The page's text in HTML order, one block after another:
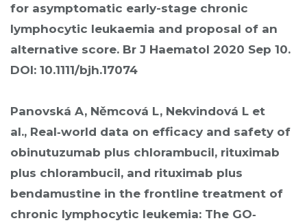
for asymptomatic early-stage chronic
lymphocytic leukaemia and proposal of an
alternative score. Br J Haematol 2020 Sep 10.
DOI: 10.1111/bjh.17074
Panovská A, Němcová L, Nekvindová L et
al., Real‐world data on efficacy and safety of
obinutuzumab plus chlorambucil, rituximab
plus chlorambucil, and rituximab plus
bendamustine in the frontline treatment of
chronic lymphocytic leukemia: The GO‐